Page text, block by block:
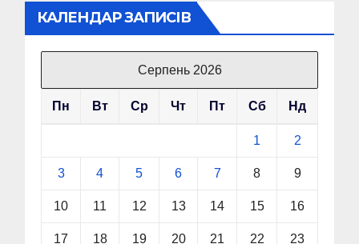
КАЛЕНДАР ЗАПИСІВ
Серпень 2026
Пн Вт Ср Чт Пт Сб Нд
1 2
3 4 5 6 7 8 9
10 11 12 13 14 15 16
17 18 19 20 21 22 23